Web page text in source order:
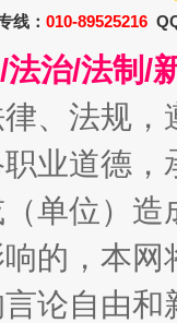
从
线： 010-89525216
治/法制/
、法规
业道德
单位）
的，本
论自由